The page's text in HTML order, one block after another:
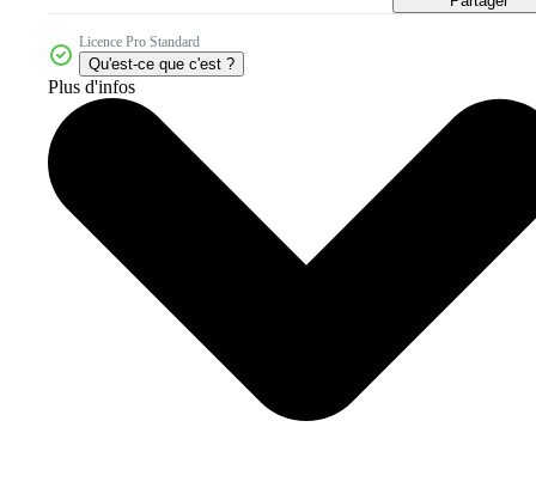
Licence Pro Standard
Qu'est-ce que c'est ?
Plus d'infos